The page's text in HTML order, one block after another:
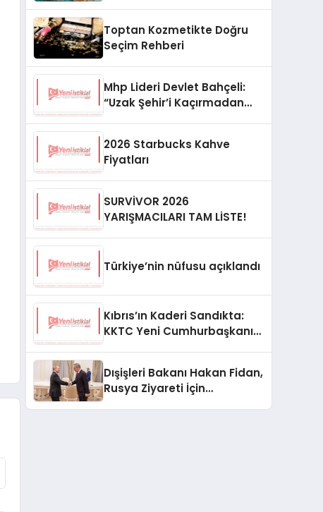
Toptan Kozmetikte Doğru
Seçim Rehberi
Mhp Lideri Devlet Bahçeli:
“Uzak Şehir’i Kaçırmadan
2026 Starbucks Kahve
Fiyatları
SURVİVOR 2026
YARIŞMACILARI TAM LİSTE!
Türkiye’nin nüfusu açıklandı
Kıbrıs’ın Kaderi Sandıkta:
KKTC Yeni Cumhurbaşkanını
Dışişleri Bakanı Hakan Fidan,
Rusya Ziyareti İçin